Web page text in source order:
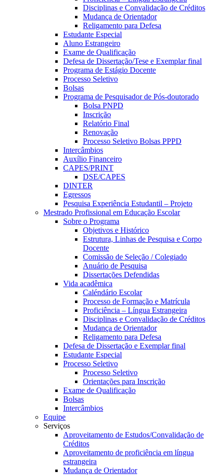
Disciplinas e Convalidação de Créditos
Mudança de Orientador
Religamento para Defesa
Estudante Especial
Aluno Estrangeiro
Exame de Qualificação
Defesa de Dissertação/Tese e Exemplar final
Programa de Estágio Docente
Processo Seletivo
Bolsas
Programa de Pesquisador de Pós-doutorado
Bolsa PNPD
Inscrição
Relatório Final
Renovação
Processo Seletivo Bolsas PPPD
Intercâmbios
Auxílio Financeiro
CAPES/PRINT
DSE/CAPES
DINTER
Egressos
Pesquisa Experiência Estudantil – Projeto
Mestrado Profissional em Educação Escolar
Sobre o Programa
Objetivos e Histórico
Estrutura, Linhas de Pesquisa e Corpo
Docente
Comissão de Seleção / Colegiado
Anuário de Pesquisa
Dissertações Defendidas
Vida acadêmica
Caléndário Escolar
Processo de Formação e Matrícula
Proficiência – Língua Estrangeira
Disciplinas e Convalidação de Créditos
Mudança de Orientador
Religamento para Defesa
Defesa de Dissertação e Exemplar final
Estudante Especial
Processo Seletivo
Processo Seletivo
Orientações para Inscrição
Exame de Qualificação
Bolsas
Intercâmbios
Equipe
Serviços
Aproveitamento de Estudos/Convalidação de
Créditos
Aproveitamento de proficiência em língua
estrangeira
Mudança de Orientador